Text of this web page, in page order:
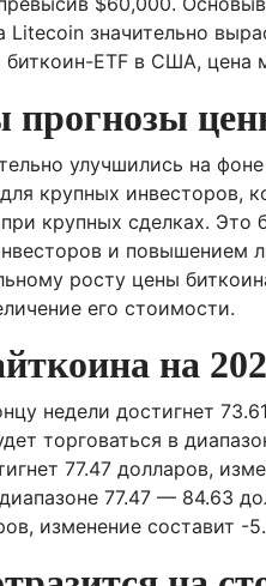
значительно
ETF в США,
прогнозы
улучшились на
крупных инвесторов,
крупных сделках. Это
и повышением
росту цены
его стоимости.
на
недели достигнет
торговаться в
77.47 долларов,
77.47 — 84.63
изменение составит -